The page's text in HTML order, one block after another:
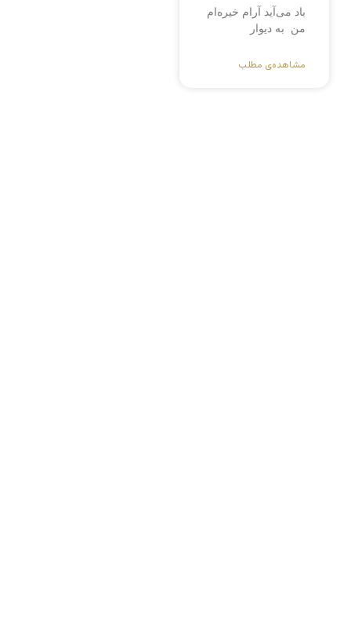
باد می‌آید آرام خیره‌ام
من به دیوار
مشاهده‌ی مطلب